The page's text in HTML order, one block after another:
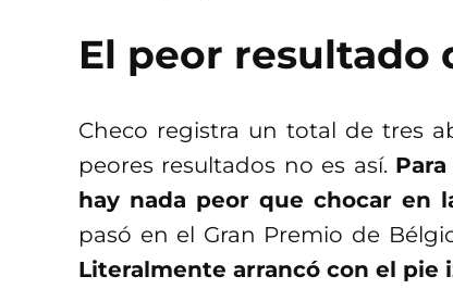
El peor resultado
Checo registra un total de tres
peores resultados no es así.
hay nada peor que chocar en
pasó en el Gran Premio de
Literalmente arrancó con el pie